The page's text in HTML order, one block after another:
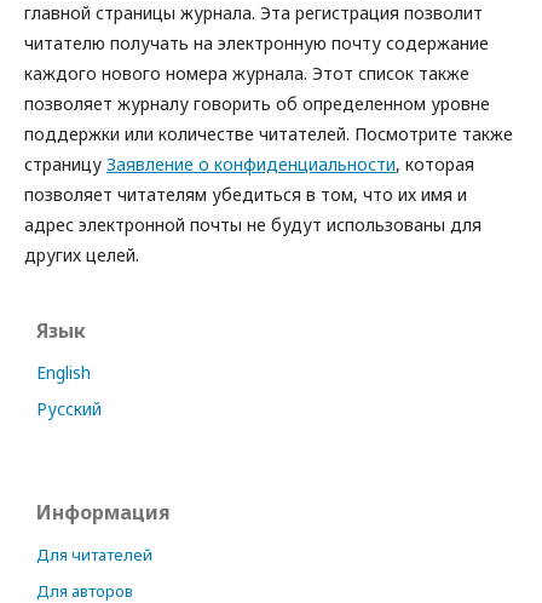
главной страницы журнала. Эта регистрация позволит
читателю получать на электронную почту содержание
каждого нового номера журнала. Этот список также
позволяет журналу говорить об определенном уровне
поддержки или количестве читателей. Посмотрите также
страницу Заявление о конфиденциальности, которая
позволяет читателям убедиться в том, что их имя и
адрес электронной почты не будут использованы для
других целей.
Язык
English
Русский
Информация
Для читателей
Для авторов